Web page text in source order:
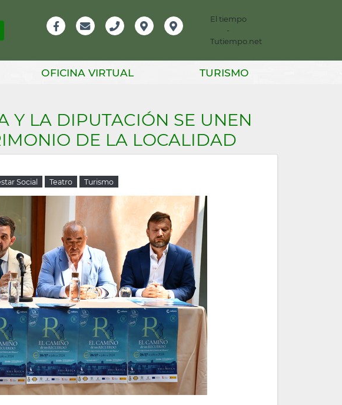
Información
El tiempo
-
Tutiempo.net
OFICINA VIRTUAL TURISMO
Y LA DIPUTACIÓN SE UNEN
DE LA LOCALIDAD
Social Teatro Turismo